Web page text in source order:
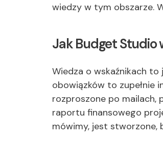
wiedzy w tym obszarze.
Jak Budget
Wiedza o wskaźnikach to
obowiązków to zupełnie
rozproszone po mailach,
raportu finansowego
mówimy, jest stworzone,